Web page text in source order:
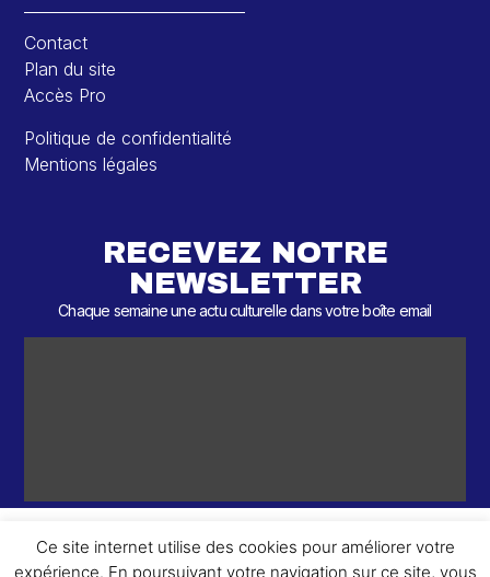
Contact
Plan du site
Accès Pro
Politique de confidentialité
Mentions légales
RECEVEZ NOTRE
NEWSLETTER
Chaque semaine une actu culturelle dans votre boîte email
Ce site internet utilise des cookies pour améliorer votre
expérience. En poursuivant votre navigation sur ce site, vous